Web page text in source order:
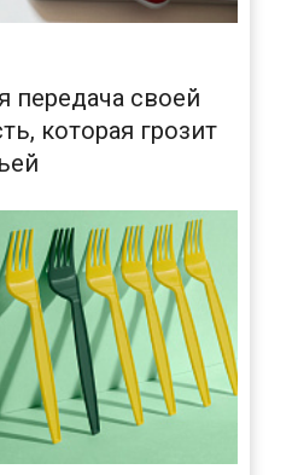
передача своей
которая грозит